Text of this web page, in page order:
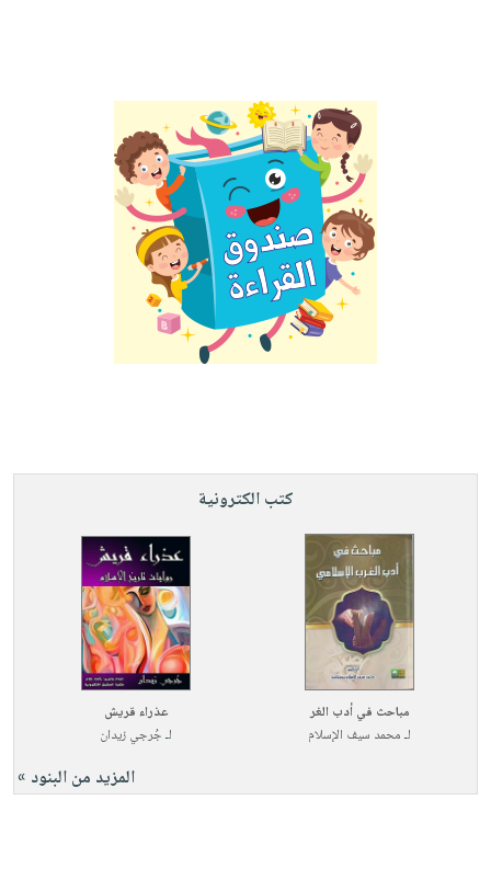
كتب الكترونية
مباحث في أدب الغر
لـمحمد سيف الإسلام
عذراء قريش
لـجُرجي زيدان
المزيد من البنود »